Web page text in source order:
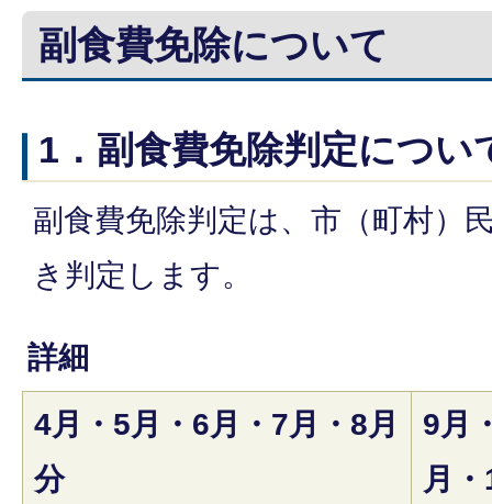
副食費免除について
1．副食費免除判定につい
副食費免除判定は、市（町村）
き判定します。
詳細
4月・5月・6月・7月・8月
分
9月
月